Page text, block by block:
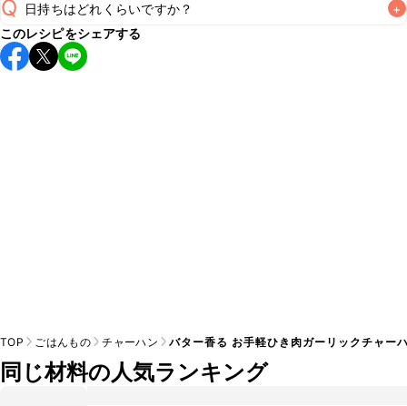
Q 日持ちはどれくらいですか？ +
保存期間は冷蔵で当日中が目安です。なるべくお早めにお召
し上がりください。
このレシピをシェアする
TOP ごはんもの チャーハン バター香る お手軽ひき肉ガーリックチャー
同じ材料の人気ランキング